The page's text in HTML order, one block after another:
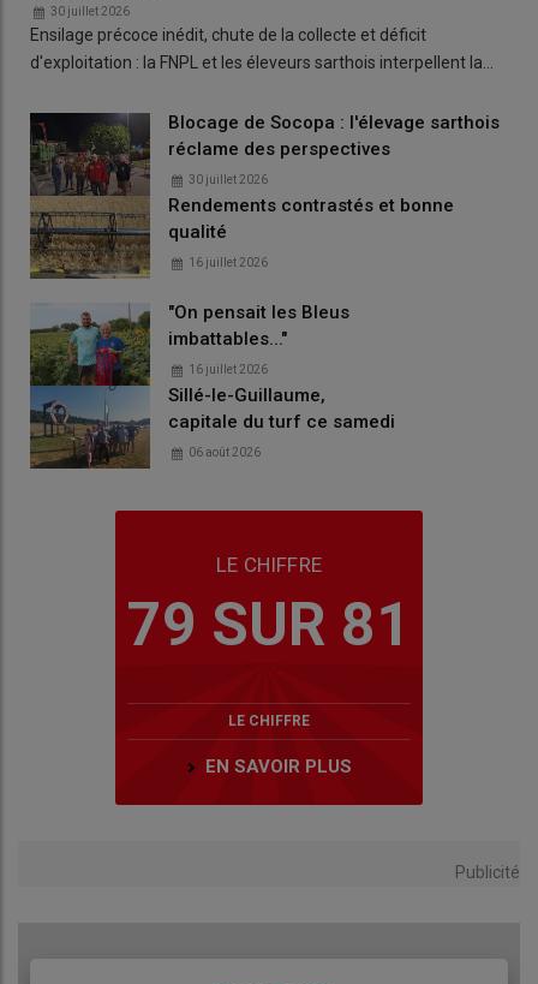
30 juillet 2026
Ensilage précoce inédit, chute de la collecte et déficit
d'exploitation : la FNPL et les éleveurs sarthois interpellent la…
Blocage de Socopa : l'élevage sarthois
réclame des perspectives
30 juillet 2026
Rendements contrastés et bonne
qualité
16 juillet 2026
"On pensait les Bleus
imbattables..."
16 juillet 2026
Sillé-le-Guillaume,
capitale du turf ce samedi
06 août 2026
LE CHIFFRE
79 SUR 81
LE CHIFFRE
EN SAVOIR PLUS
Publicité